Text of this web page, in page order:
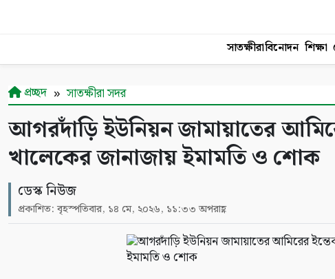
সাতক্ষীরাবিনোদন শিক্ষা
প্রচ্ছদ সাতক্ষীরা সদর
আগরদাঁড়ি ইউনিয়ন জামায়াতের
খালেকের জানাজায় ইমামতি ও শোক
ডেস্ক নিউজ
প্রকাশিত: বৃহস্পতিবার, ১৪ মে, ২০২৬, ১১:৩৩ অপরাহ্ণ